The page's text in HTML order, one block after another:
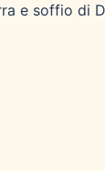
e soffio di